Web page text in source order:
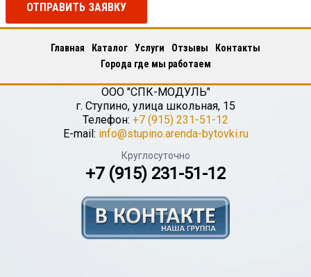
ОТПРАВИТЬ ЗАЯВКУ
Главная Каталог Услуги Отзывы
Контакты
Города где мы работаем
ООО "СПК-МОДУЛЬ"
г. Ступино, улица школьная, 15
Телефон: +7 (915) 231-51-12
E-mail: info@stupino.arenda-bytovki.ru
Круглосуточно
+7 (915) 231-51-12